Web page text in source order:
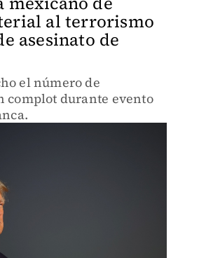
al terrorismo
asesinato de
el número de
complot durante evento